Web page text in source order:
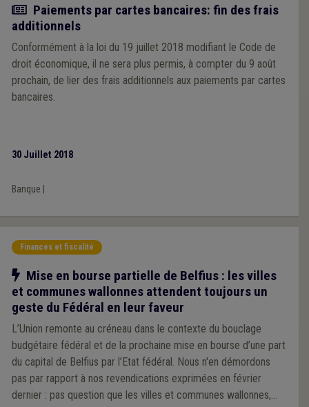
Actualité
Paiements par cartes bancaires: fin des frais
additionnels
Conformément à la loi du 19 juillet 2018 modifiant le Code de
droit économique, il ne sera plus permis, à compter du 9 août
prochain, de lier des frais additionnels aux paiements par cartes
bancaires.
30 Juillet 2018
Banque
Finances et fiscalité
Notre action
Mise en bourse partielle de Belfius : les villes
et communes wallonnes attendent toujours un
geste du Fédéral en leur faveur
L’Union remonte au créneau dans le contexte du bouclage
budgétaire fédéral et de la prochaine mise en bourse d’une part
du capital de Belfius par l’Etat fédéral. Nous n'en démordons
pas par rapport à nos revendications exprimées en février
dernier : pas question que les villes et communes wallonnes,